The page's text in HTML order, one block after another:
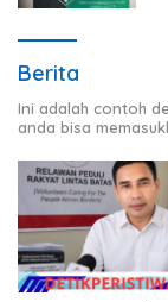
Berita
Ini adalah contoh
anda bisa